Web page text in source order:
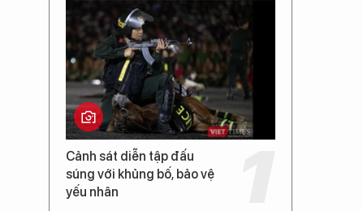
Cảnh sát diễn tập đấu
súng với khủng bố, bảo vệ
yếu nhân